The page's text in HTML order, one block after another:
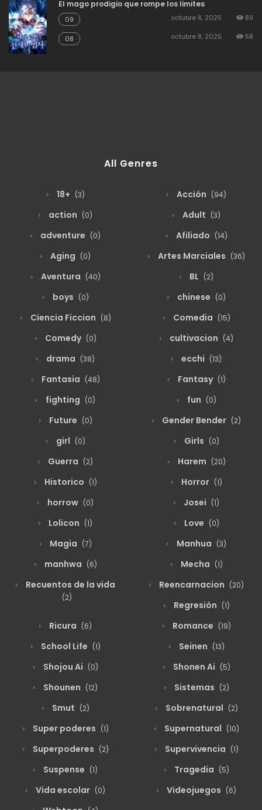
El mago prodigio que rompe los limites
09 octubre 8, 2025 89
08 octubre 8, 2025 58
All Genres
18+ (3) Acción (94)
action (0) Adult (3)
adventure (0) Afiliado (14)
Aging (0) Artes Marciales (36)
Aventura (40) BL (2)
boys (0) chinese (0)
Ciencia Ficcion (8) Comedia (15)
Comedy (0) cultivacion (4)
drama (38) ecchi (13)
Fantasia (48) Fantasy (1)
fighting (0) fun (0)
Future (0) Gender Bender (2)
girl (0) Girls (0)
Guerra (2) Harem (20)
Historico (1) Horror (1)
horrow (0) Josei (1)
Lolicon (1) Love (0)
Magia (7) Manhua (3)
manhwa (6) Mecha (1)
Recuentos de la vida
(2)
Reencarnacion (20)
Regresión (1)
Ricura (6) Romance (19)
School Life (1) Seinen (13)
Shojou Ai (0) Shonen Ai (5)
Shounen (12) Sistemas (2)
Smut (2) Sobrenatural (2)
Super poderes (1) Supernatural (10)
Superpoderes (2) Supervivencia (1)
Suspense (1) Tragedia (5)
Vida escolar (0) Videojuegos (6)